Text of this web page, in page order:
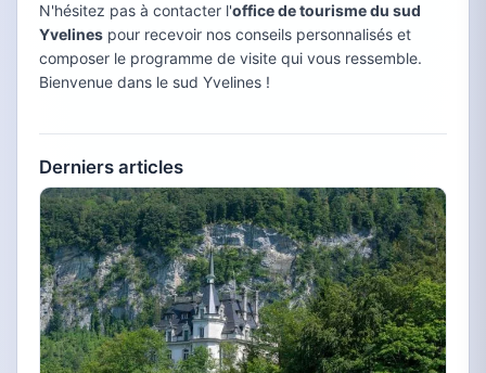
N'hésitez pas à contacter l'office de tourisme du sud
Yvelines pour recevoir nos conseils personnalisés et
composer le programme de visite qui vous ressemble.
Bienvenue dans le sud Yvelines !
Derniers articles